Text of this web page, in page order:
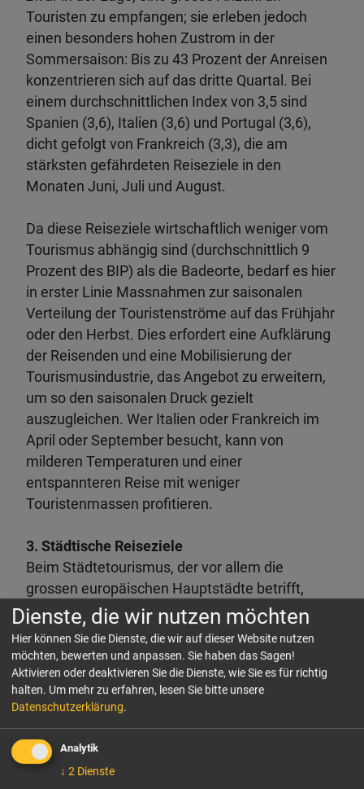
Touristen zu empfangen; sie erleben jedoch
einen besonders hohen Zustrom in der
Sommersaison: Bis zu 43 Prozent der Anreisen
konzentrieren sich auf das dritte Quartal. Bei
einem durchschnittlichen Index von 3,5 sind
Spanien (3,6), Italien (3,6) und Portugal (3,6),
dicht gefolgt von Frankreich (3,3), die am
stärksten gefährdeten Reiseziele in den
Monaten Juni, Juli und August.
Da diese Reiseziele wirtschaftlich weniger vom
Tourismus abhängig sind (durchschnittlich 9
Prozent des BIP) als die Badeorte, bedarf es hier
in erster Linie Massnahmen zur saisonalen
Verteilung der Touristenströme auf das Frühjahr
oder den Herbst. Dies erfordert eine Aufklärung
der Reisenden und eine Mobilisierung der
Tourismusindustrie, das Angebot zu erweitern,
um so den saisonalen Druck gezielt
auszugleichen. Wer Italien oder Frankreich im
April oder September besucht, kann von
milderen Temperaturen und einer
entspannteren Reise mit weniger
Touristenmassen profitieren.
3. Städtische Reiseziele
Beim Städtetourismus, der vor allem die
grossen europäischen Hauptstädte betrifft,
müssen Massnahmen getroffen werden, um die
Städte zu entlasten und die wirtschaftlichen
Effekte des Tourismus' auf die Randgebiete zu
übertragen. Obwohl diese Reiseziele ein
gesundes Nachhaltigkeitslevel und eine geringe
wirtschaftliche Abhängigkeit vom Tourismus
(durchschnittlich 5 Prozent des BIP) aufweisen,
konzentrieren sich im dritten Quartal bis zu 37
Prozent der Ankünfte auf diese Metropolen. Sie
Dienste, die wir nutzen möchten
Hier können Sie die Dienste, die wir auf dieser Website nutzen
möchten, bewerten und anpassen. Sie haben das Sagen!
Aktivieren oder deaktivieren Sie die Dienste, wie Sie es für richtig
halten. Um mehr zu erfahren, lesen Sie bitte unsere
Datenschutzerklärung.
Analytik
↓ 2 Dienste